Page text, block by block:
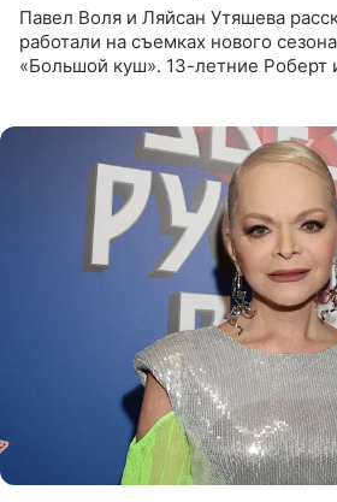
Павел Воля и Ляйсан Утяшева
работали на съемках нового
«Большой куш». 13-летние Роберт